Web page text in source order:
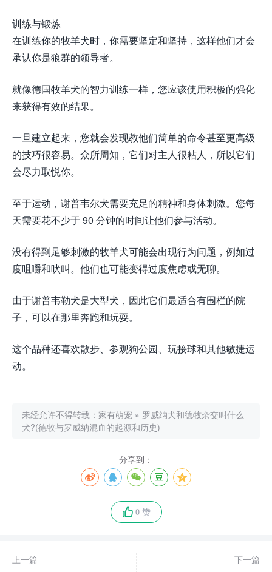
训练与锻炼
在训练你的牧羊犬时，你需要坚定和坚持，这样他们才会
承认你是狼群的领导者。
就像德国牧羊犬的智力训练一样，您应该使用积极的强化
来获得有效的结果。
一旦建立起来，您就会发现教他们简单的命令甚至更高级
的技巧很容易。众所周知，它们对主人很粘人，所以它们
会尽力取悦你。
至于运动，谢普韦尔犬需要充足的精神和身体刺激。您每
天需要花不少于 90 分钟的时间让他们参与活动。
没有得到足够刺激的牧羊犬可能会出现行为问题，例如过
度咀嚼和吠叫。他们也可能变得过度焦虑或无聊。
由于谢普韦勒犬是大型犬，因此它们最适合有围栏的院
子，可以在那里奔跑和玩耍。
这个品种还喜欢散步、参观狗公园、玩接球和其他敏捷运
动。
未经允许不得转载： 家有萌宠 » 罗威纳犬和德牧杂交叫什么
犬?(德牧与罗威纳混血的起源和历史)
分享到：
0 赞
上一篇
下一篇